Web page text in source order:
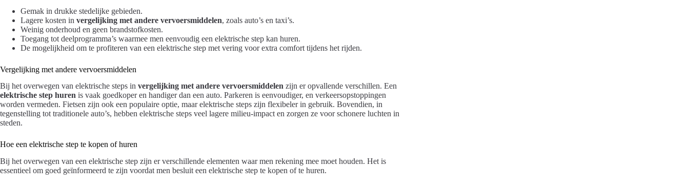
Gemak in drukke stedelijke gebieden.
Lagere kosten in vergelijking met andere vervoersmiddelen, zoals auto’s en taxi’s.
Weinig onderhoud en geen brandstofkosten.
Toegang tot deelprogramma’s waarmee men eenvoudig een elektrische step kan huren.
De mogelijkheid om te profiteren van een elektrische step met vering voor extra comfort tijdens het rijden.
Vergelijking met andere vervoersmiddelen
Bij het overwegen van elektrische steps in vergelijking met andere vervoersmiddelen zijn er opvallende verschillen. Een
elektrische step huren is vaak goedkoper en handiger dan een auto. Parkeren is eenvoudiger, en verkeersopstoppingen
worden vermeden. Fietsen zijn ook een populaire optie, maar elektrische steps zijn flexibeler in gebruik. Bovendien, in
tegenstelling tot traditionele auto’s, hebben elektrische steps veel lagere milieu-impact en zorgen ze voor schonere luchten in
steden.
Hoe een elektrische step te kopen of huren
Bij het overwegen van een elektrische step zijn er verschillende elementen waar men rekening mee moet houden. Het is
essentieel om goed geïnformeerd te zijn voordat men besluit een elektrische step te kopen of te huren.